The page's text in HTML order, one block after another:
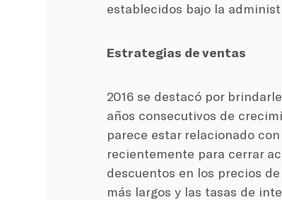
establecidos bajo la
Estrategias de ventas
2016 se destacó por
años consecutivos de
parece estar relacionado
recientemente para cerrar
descuentos en los precios
más largos y las tasas de